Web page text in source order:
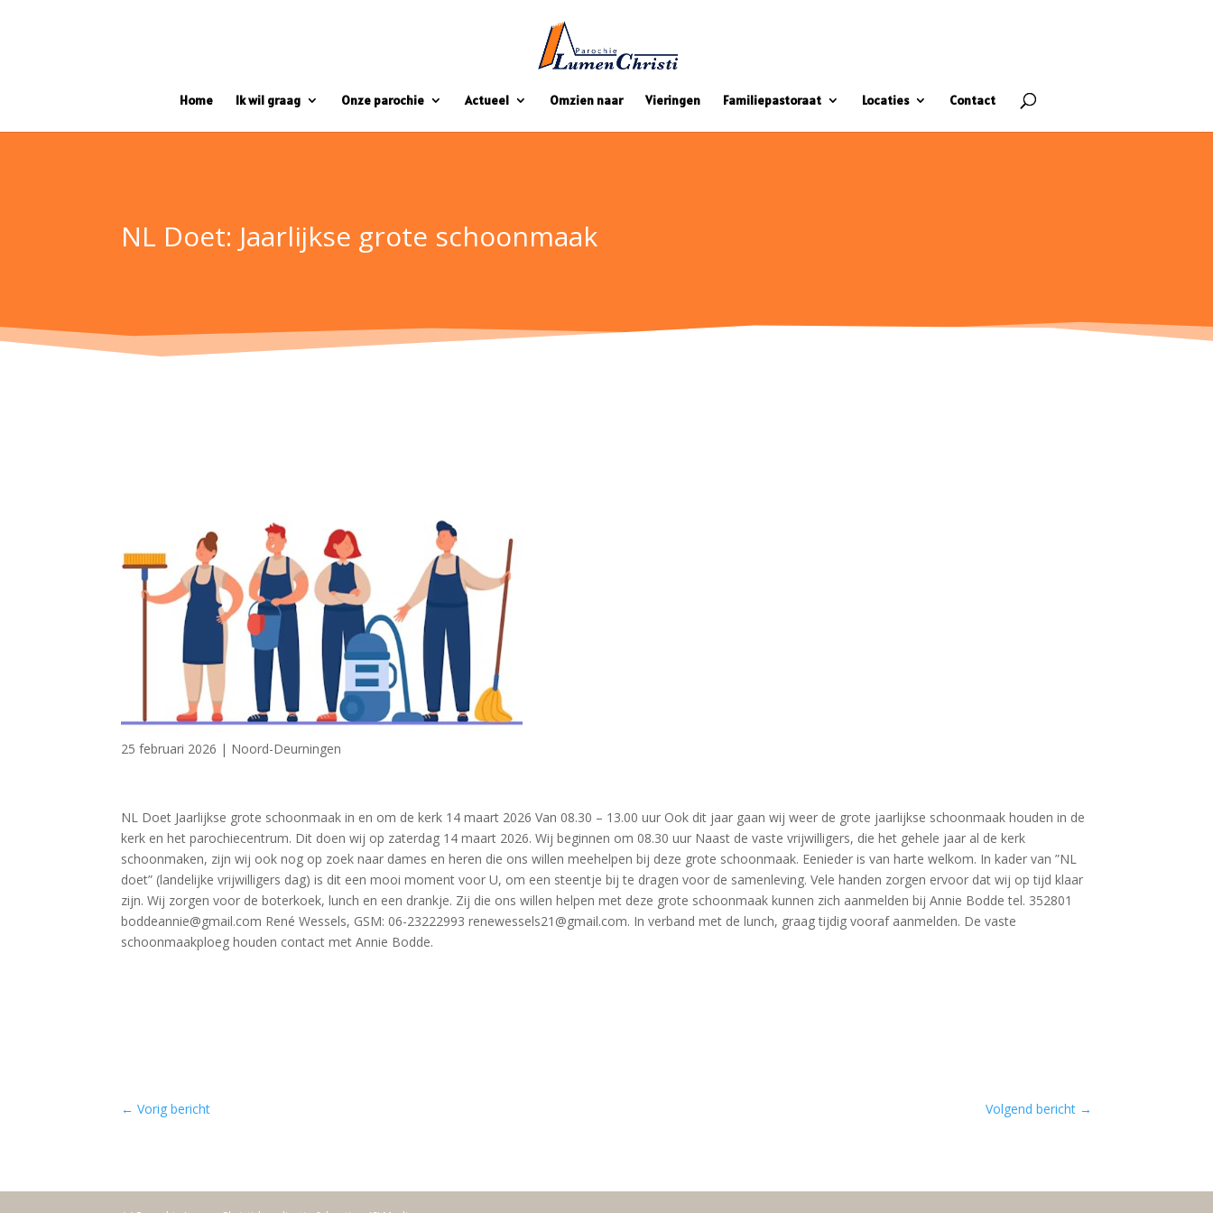
Home Ik wil graag Onze parochie Actueel Omzien naar Vieringen Familiepastoraat Locaties Contact
NL Doet: Jaarlijkse grote schoonmaak
25 februari 2026 | Noord-Deurningen
NL Doet Jaarlijkse grote schoonmaak in en om de kerk 14 maart 2026 Van 08.30 – 13.00 uur Ook dit jaar gaan wij weer de grote jaarlijkse schoonmaak houden in de
kerk en het parochiecentrum. Dit doen wij op zaterdag 14 maart 2026. Wij beginnen om 08.30 uur Naast de vaste vrijwilligers, die het gehele jaar al de kerk
schoonmaken, zijn wij ook nog op zoek naar dames en heren die ons willen meehelpen bij deze grote schoonmaak. Eenieder is van harte welkom. In kader van ”NL
doet” (landelijke vrijwilligers dag) is dit een mooi moment voor U, om een steentje bij te dragen voor de samenleving. Vele handen zorgen ervoor dat wij op tijd klaar
zijn. Wij zorgen voor de boterkoek, lunch en een drankje. Zij die ons willen helpen met deze grote schoonmaak kunnen zich aanmelden bij Annie Bodde tel. 352801
boddeannie@gmail.com René Wessels, GSM: 06-23222993 renewessels21@gmail.com. In verband met de lunch, graag tijdig vooraf aanmelden. De vaste
schoonmaakploeg houden contact met Annie Bodde.
←Vorig bericht Volgend bericht→